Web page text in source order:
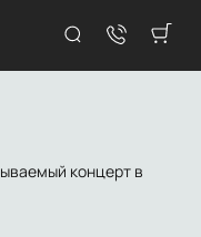
концерт в